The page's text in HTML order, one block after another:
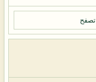
تصفح